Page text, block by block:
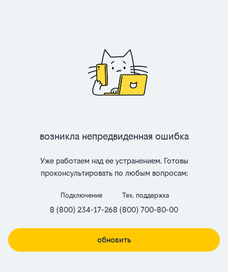
Возникла непредвиденная ошибка
Уже работаем над ее устранением. Готовы
проконсультировать по любым вопросам:
Подключение
8 (800) 234-17-26
Тех. поддержка
8 (800) 700-80-00
обновить